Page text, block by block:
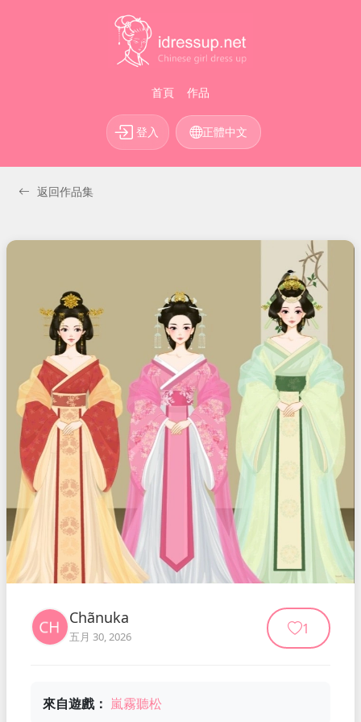
首頁 作品
登入 正體中文
返回作品集
Chãnuka
五月 30, 2026 1
來自遊戲： 嵐霧聽松